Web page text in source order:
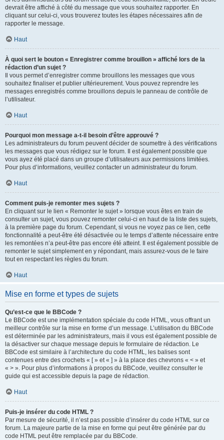
devrait être affiché à côté du message que vous souhaitez rapporter. En
cliquant sur celui-ci, vous trouverez toutes les étapes nécessaires afin de
rapporter le message.
Haut
À quoi sert le bouton « Enregistrer comme brouillon » affiché lors de la
rédaction d’un sujet ?
Il vous permet d’enregistrer comme brouillons les messages que vous
souhaitez finaliser et publier ultérieurement. Vous pouvez reprendre les
messages enregistrés comme brouillons depuis le panneau de contrôle de
l’utilisateur.
Haut
Pourquoi mon message a-t-il besoin d’être approuvé ?
Les administrateurs du forum peuvent décider de soumettre à des vérifications
les messages que vous rédigez sur le forum. Il est également possible que
vous ayez été placé dans un groupe d’utilisateurs aux permissions limitées.
Pour plus d’informations, veuillez contacter un administrateur du forum.
Haut
Comment puis-je remonter mes sujets ?
En cliquant sur le lien « Remonter le sujet » lorsque vous êtes en train de
consulter un sujet, vous pouvez remonter celui-ci en haut de la liste des sujets,
à la première page du forum. Cependant, si vous ne voyez pas ce lien, cette
fonctionnalité a peut-être été désactivée ou le temps d’attente nécessaire entre
les remontées n’a peut-être pas encore été atteint. Il est également possible de
remonter le sujet simplement en y répondant, mais assurez-vous de le faire
tout en respectant les règles du forum.
Haut
Mise en forme et types de sujets
Qu’est-ce que le BBCode ?
Le BBCode est une implémentation spéciale du code HTML, vous offrant un
meilleur contrôle sur la mise en forme d’un message. L’utilisation du BBCode
est déterminée par les administrateurs, mais il vous est également possible de
la désactiver sur chaque message depuis le formulaire de rédaction. Le
BBCode est similaire à l’architecture du code HTML, les balises sont
contenues entre des crochets « [ » et « ] » à la place des chevrons « < » et
« > ». Pour plus d’informations à propos du BBCode, veuillez consulter le
guide qui est accessible depuis la page de rédaction.
Haut
Puis-je insérer du code HTML ?
Par mesure de sécurité, il n’est pas possible d’insérer du code HTML sur ce
forum. La majeure partie de la mise en forme qui peut être générée par du
code HTML peut être remplacée par du BBCode.